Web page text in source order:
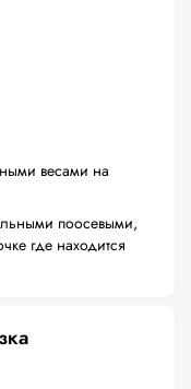
весами на
поосевыми,
где находится